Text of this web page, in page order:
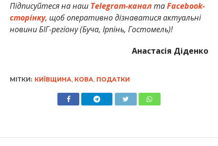
Підписуйтеся на наш Telegram-каналтаFacebook-
сторінку, щоб оперативно дізнаватися актуальні
новини БІГ-регіону (Буча, Ірпінь, Гостомель)!
Анастасія Діденко
МІТКИ: КИЇВЩИНА, КОВА, ПОДАТКИ